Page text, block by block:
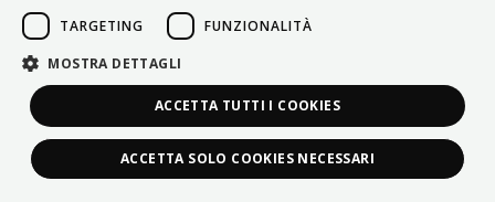
TARGETING FUNZIONALITÀ
MOSTRA DETTAGLI
ACCETTA TUTTI I COOKIES
ACCETTA SOLO COOKIES NECESSARI